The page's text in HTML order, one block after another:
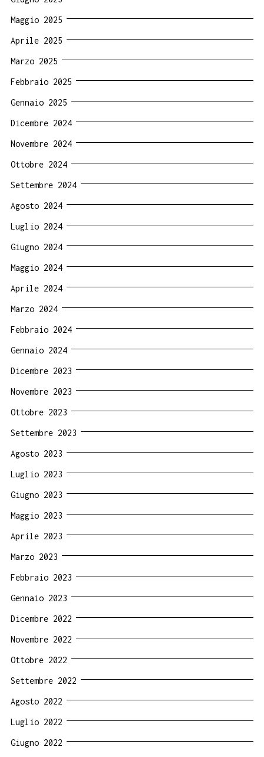
Maggio 2025
Aprile 2025
Marzo 2025
Febbraio 2025
Gennaio 2025
Dicembre 2024
Novembre 2024
Ottobre 2024
Settembre 2024
Agosto 2024
Luglio 2024
Giugno 2024
Maggio 2024
Aprile 2024
Marzo 2024
Febbraio 2024
Gennaio 2024
Dicembre 2023
Novembre 2023
Ottobre 2023
Settembre 2023
Agosto 2023
Luglio 2023
Giugno 2023
Maggio 2023
Aprile 2023
Marzo 2023
Febbraio 2023
Gennaio 2023
Dicembre 2022
Novembre 2022
Ottobre 2022
Settembre 2022
Agosto 2022
Luglio 2022
Giugno 2022